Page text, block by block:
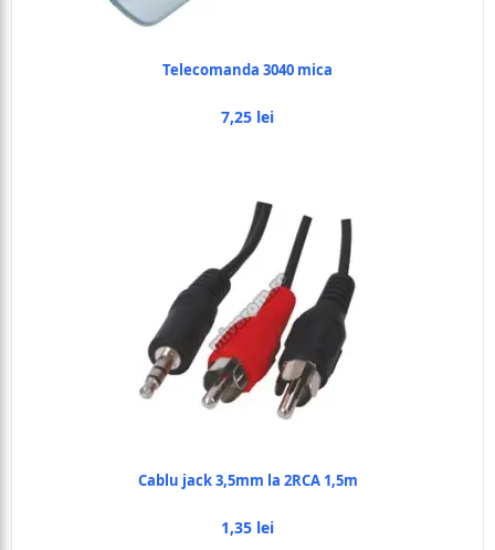
Telecomanda 3040 mica
7,25 lei
Cablu jack 3,5mm la 2RCA 1,5m
1,35 lei